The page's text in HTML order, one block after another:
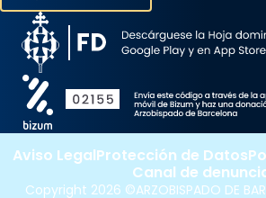
Copyright 2026 ©ARZOBISPADO DE
Aviso LegalProtección de Datos
Canal de